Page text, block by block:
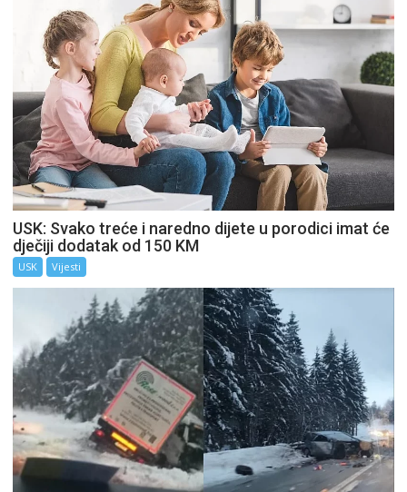
USK: Svako treće i naredno dijete u porodici imat će
dječiji dodatak od 150 KM
USK Vijesti